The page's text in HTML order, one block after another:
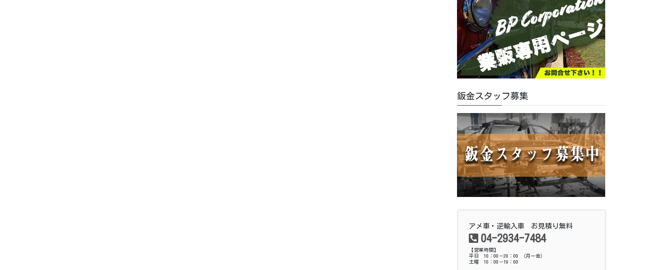
鈑金スタッフ募集
アメ車・逆輸入車 お見積り無料
04-2934-7484
【営業時間】
平日 10：00－20：00 （月ー金）
土曜 10：00－19：00